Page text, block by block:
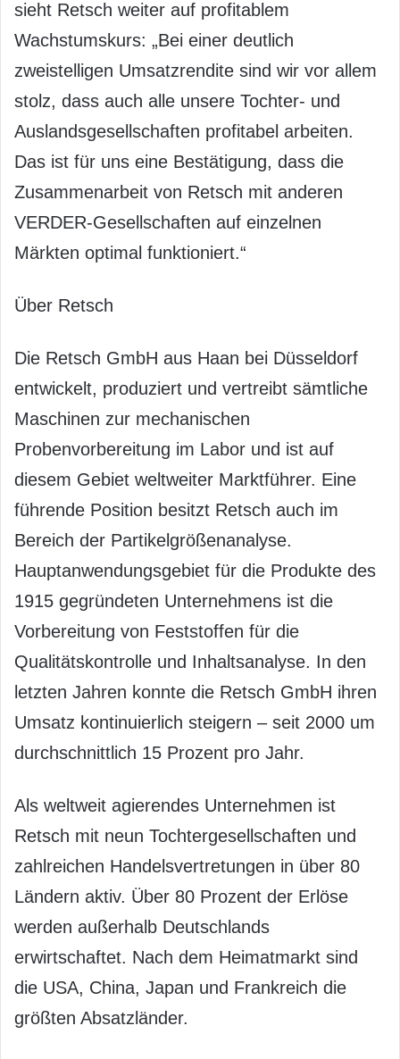
sieht Retsch weiter auf profitablem
Wachstumskurs: „Bei einer deutlich
zweistelligen Umsatzrendite sind wir vor allem
stolz, dass auch alle unsere Tochter- und
Auslandsgesellschaften profitabel arbeiten.
Das ist für uns eine Bestätigung, dass die
Zusammenarbeit von Retsch mit anderen
VERDER-Gesellschaften auf einzelnen
Märkten optimal funktioniert.“
Über Retsch
Die Retsch GmbH aus Haan bei Düsseldorf
entwickelt, produziert und vertreibt sämtliche
Maschinen zur mechanischen
Probenvorbereitung im Labor und ist auf
diesem Gebiet weltweiter Marktführer. Eine
führende Position besitzt Retsch auch im
Bereich der Partikelgrößenanalyse.
Hauptanwendungsgebiet für die Produkte des
1915 gegründeten Unternehmens ist die
Vorbereitung von Feststoffen für die
Qualitätskontrolle und Inhaltsanalyse. In den
letzten Jahren konnte die Retsch GmbH ihren
Umsatz kontinuierlich steigern – seit 2000 um
durchschnittlich 15 Prozent pro Jahr.
Als weltweit agierendes Unternehmen ist
Retsch mit neun Tochtergesellschaften und
zahlreichen Handelsvertretungen in über 80
Ländern aktiv. Über 80 Prozent der Erlöse
werden außerhalb Deutschlands
erwirtschaftet. Nach dem Heimatmarkt sind
die USA, China, Japan und Frankreich die
größten Absatzländer.